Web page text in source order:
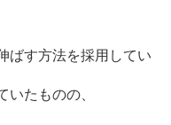
ばす方法を採用してい
いたものの、